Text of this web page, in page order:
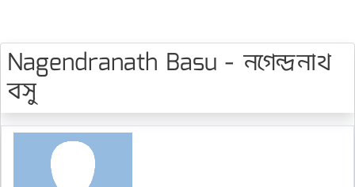
Nagendranath Basu - নগেন্দ্রনাথ
বসু